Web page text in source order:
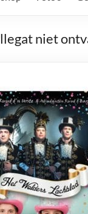
niet